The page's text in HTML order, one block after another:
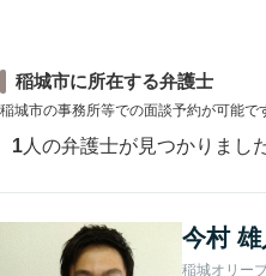
稲城市に所在する弁護士
稲城市の事務所等での面談予約が可能で
1 人の弁護士が見つかりまし
今村 雄
稲城オリー